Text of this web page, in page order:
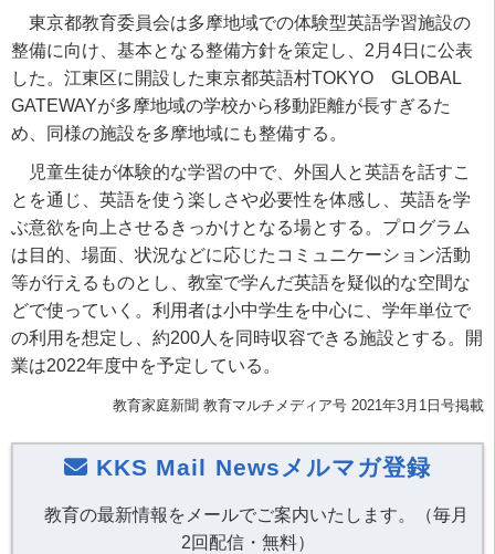
東京都教育委員会は多摩地域での体験型英語学習施設の
整備に向け、基本となる整備方針を策定し、2月4日に公表
した。江東区に開設した東京都英語村TOKYO GLOBAL
GATEWAYが多摩地域の学校から移動距離が長すぎるた
め、同様の施設を多摩地域にも整備する。
児童生徒が体験的な学習の中で、外国人と英語を話すこ
とを通じ、英語を使う楽しさや必要性を体感し、英語を学
ぶ意欲を向上させるきっかけとなる場とする。プログラム
は目的、場面、状況などに応じたコミュニケーション活動
等が行えるものとし、教室で学んだ英語を疑似的な空間な
どで使っていく。利用者は小中学生を中心に、学年単位で
の利用を想定し、約200人を同時収容できる施設とする。開
業は2022年度中を予定している。
教育家庭新聞 教育マルチメディア号 2021年3月1日号掲載
KKS Mail Newsメルマガ登録
教育の最新情報をメールでご案内いたします。（毎月
2回配信・無料）